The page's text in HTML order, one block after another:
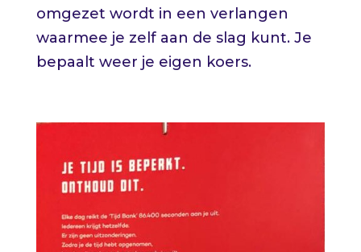
omgezet wordt in een verlangen
waarmee je zelf aan de slag kunt. Je
bepaalt weer je eigen koers.